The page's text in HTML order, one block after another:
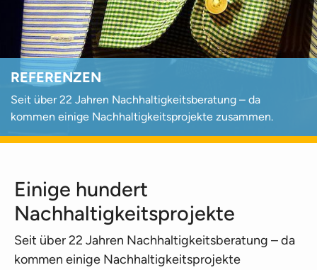
REFERENZEN
Seit über 22 Jahren Nachhaltigkeitsberatung – da
kommen einige Nachhaltigkeitsprojekte zusammen.
Einige hundert
Nachhaltigkeitsprojekte
Seit über 22 Jahren Nachhaltigkeitsberatung – da
kommen einige Nachhaltigkeitsprojekte